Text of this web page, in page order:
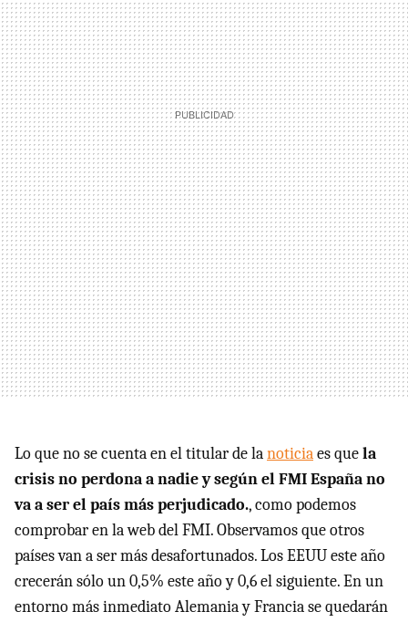
Lo que no se cuenta en el titular de lanoticiaes quela
crisis no perdona a nadie y según el FMI España no
va a ser el país más perjudicado., como podemos
comprobar en la web del FMI. Observamos que otros
países van a ser más desafortunados. Los EEUU este año
crecerán sólo un 0,5% este año y 0,6 el siguiente. En un
entorno más inmediato Alemania y Francia se quedarán